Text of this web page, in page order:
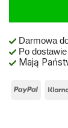
Darmowa
Po
Mają